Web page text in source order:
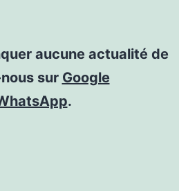
aucune actualité de
sur Google
.